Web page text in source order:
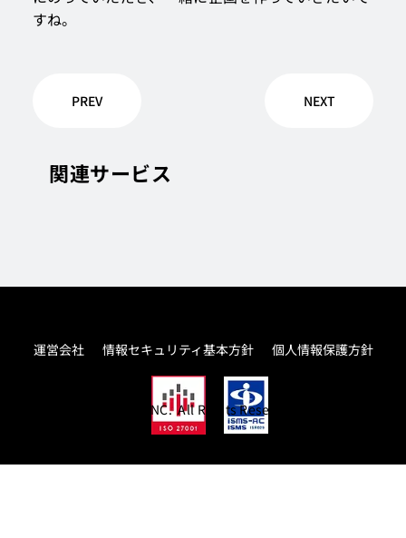
すね。
NEXT
PREV
関連サービス
運営会社 情報セキュリティ基本方針 個人情報保護方針
© THROUGH PASS,INC. All Rights Reserved.